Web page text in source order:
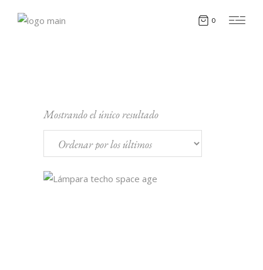
0
Mostrando el único resultado